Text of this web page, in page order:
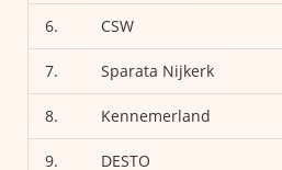
6. CSW
7. Sparata Nijkerk
8. Kennemerland
9. DESTO